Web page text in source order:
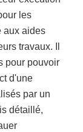
les
aux aides
travaux. Il
pour pouvoir
d'une
par un
détaillé,